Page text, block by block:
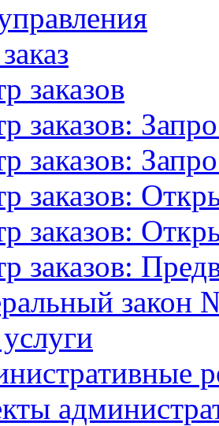
заказов
заказов:
заказов:
заказов:
заказов:
заказов:
закон